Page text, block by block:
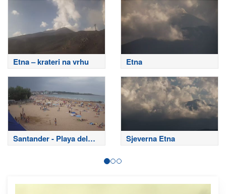
Etna – krateri na vrhu Etna
Santander - Playa del
Sardinero
Sjeverna Etna